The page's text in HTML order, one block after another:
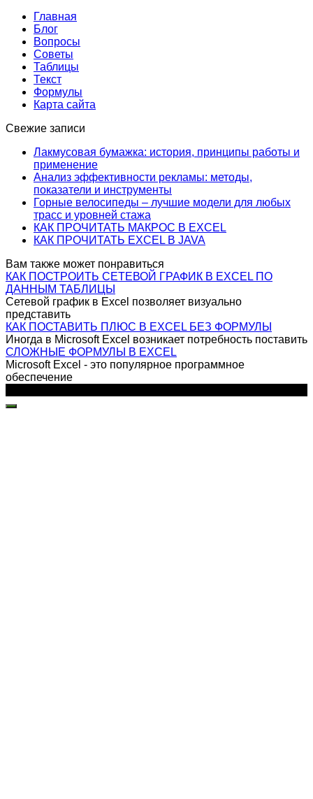
Главная
Блог
Вопросы
Советы
Таблицы
Текст
Формулы
Карта сайта
Свежие записи
Лакмусовая бумажка: история, принципы работы и
применение
Анализ эффективности рекламы: методы,
показатели и инструменты
Горные велосипеды – лучшие модели для любых
трасс и уровней стажа
КАК ПРОЧИТАТЬ МАКРОС В EXCEL
КАК ПРОЧИТАТЬ EXCEL В JAVA
Вам также может понравиться
КАК ПОСТРОИТЬ СЕТЕВОЙ ГРАФИК В EXCEL ПО
ДАННЫМ ТАБЛИЦЫ
Сетевой график в Excel позволяет визуально
представить
КАК ПОСТАВИТЬ ПЛЮС В EXCEL БЕЗ ФОРМУЛЫ
Иногда в Microsoft Excel возникает потребность поставить
СЛОЖНЫЕ ФОРМУЛЫ В EXCEL
Microsoft Excel - это популярное программное
обеспечение